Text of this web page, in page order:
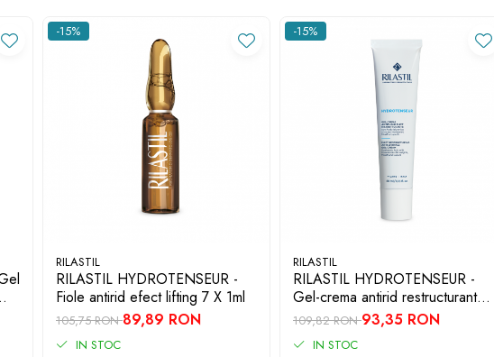
-15%
RILASTIL
RILASTIL HYDROTENSEUR -
Fiole antirid efect lifting 7 X 1ml
105,75 RON89,89 RON
IN STOC
-15%
RILASTIL
RILASTIL HYDROTENSEUR -
Gel-crema antirid restructurant
MAT x 40ml
109,82 RON93,35 RON
IN STOC